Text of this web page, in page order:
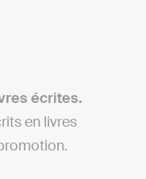
écrites.
en livres